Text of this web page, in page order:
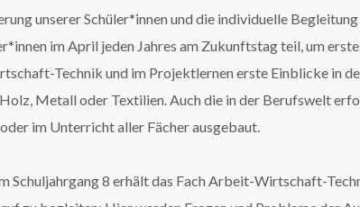
unserer Schüler*innen und die individuelle
im April jeden Jahres am Zukunftstag teil, um
Technik und im Projektlernen erste Einblicke in
Metall oder Textilien. Auch die in der Berufswelt
im Unterricht aller Fächer ausgebaut.
Schuljahrgang 8 erhält das Fach Arbeit-Wirtschaft-